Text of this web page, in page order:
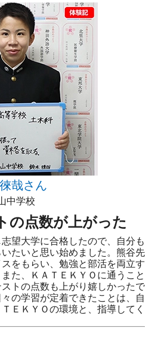
哉さん
中学校
の点数が上がった
望大学に合格したので、自分も
たいと思い始めました。熊谷先
をもらい、勉強と部活を両立す
た、ＫＡＴＥＫＹＯに通うこと
トの点数も上がり嬉しかったで
の学習が定着できたことは、自
ＥＫＹＯの環境と、指導してく